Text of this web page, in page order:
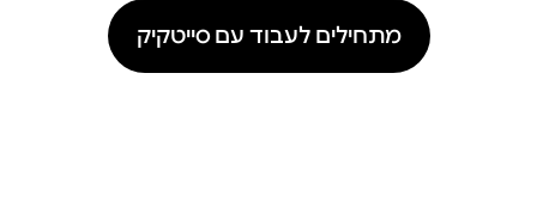
מתחילים לעבוד עם סייטקיק